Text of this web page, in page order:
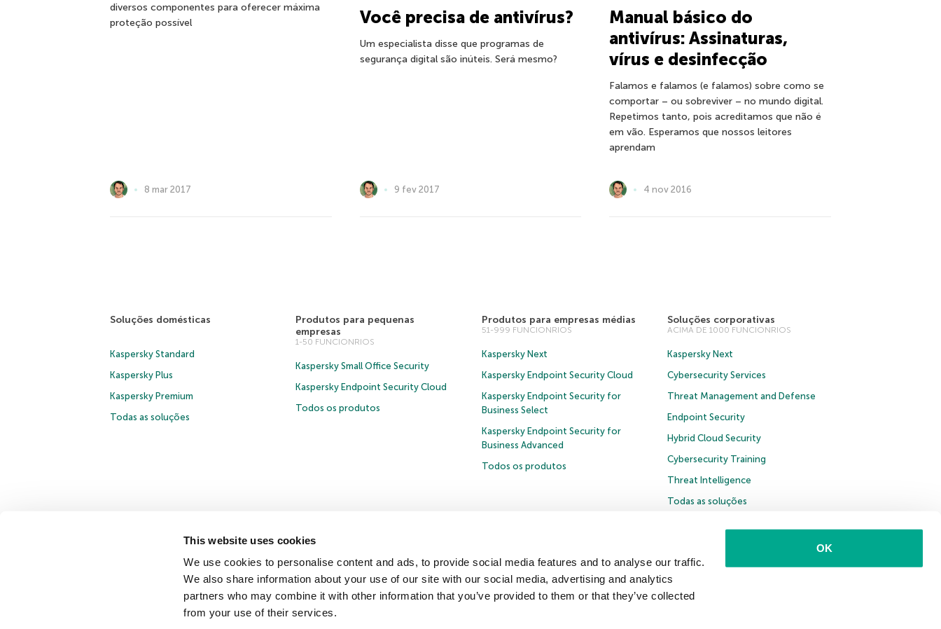
This website uses cookies
We use cookies to personalise content and ads, to provide social media features and to analyse our traffic.
We also share information about your use of our site with our social media, advertising and analytics
partners who may combine it with other information that you’ve provided to them or that they’ve collected
from your use of their services.
OK
diversos componentes para oferecer máxima
proteção possível
8 mar 2017
Você precisa de antivírus?
Um especialista disse que programas de
segurança digital são inúteis. Será mesmo?
9 fev 2017
Manual básico do
antivírus: Assinaturas,
vírus e desinfecção
Falamos e falamos (e falamos) sobre como se
comportar – ou sobreviver – no mundo digital.
Repetimos tanto, pois acreditamos que não é
em vão. Esperamos que nossos leitores
aprendam
4 nov 2016
Soluções domésticas
Kaspersky Standard
Kaspersky Plus
Kaspersky Premium
Todas as soluções
Produtos para pequenas
empresas
1-50 FUNCIONRIOS
Kaspersky Small Office Security
Kaspersky Endpoint Security Cloud
Todos os produtos
Produtos para empresas médias
51-999 FUNCIONRIOS
Kaspersky Next
Kaspersky Endpoint Security Cloud
Kaspersky Endpoint Security for
Business Select
Kaspersky Endpoint Security for
Business Advanced
Todos os produtos
Soluções corporativas
ACIMA DE 1000 FUNCIONRIOS
Kaspersky Next
Cybersecurity Services
Threat Management and Defense
Endpoint Security
Hybrid Cloud Security
Cybersecurity Training
Threat Intelligence
Todas as soluções
© 2026 AO Kaspersky Lab. Todos os direitos reservados. Política de privacidade Política de anticorrupção
Contrato de Licença B2B
Termos e condições de venda
Sobre a Kaspersky Parceiros Comunicado à imprensa